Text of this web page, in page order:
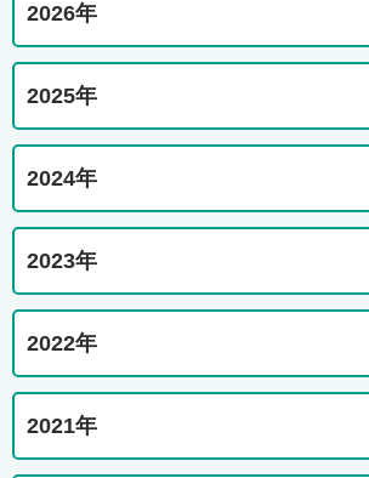
2026年
2025年
2024年
2023年
2022年
2021年